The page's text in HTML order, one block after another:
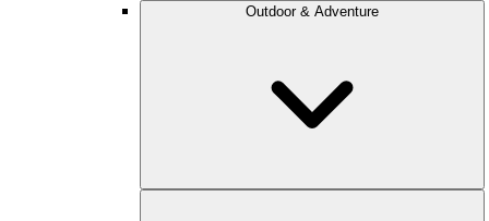
Outdoor & Adventure